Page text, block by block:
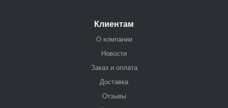
Клиентам
О компании
Новости
Заказ и оплата
Доставка
Отзывы